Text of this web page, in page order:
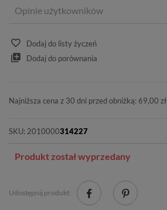
Opinie użytkowników
Dodaj do listy życzeń
Dodaj do porównania
Najniższa cena z 30 dni przed obniżką: 69,00 zł
SKU: 2010000314227
Produkt został wyprzedany
Udostępnij produkt: